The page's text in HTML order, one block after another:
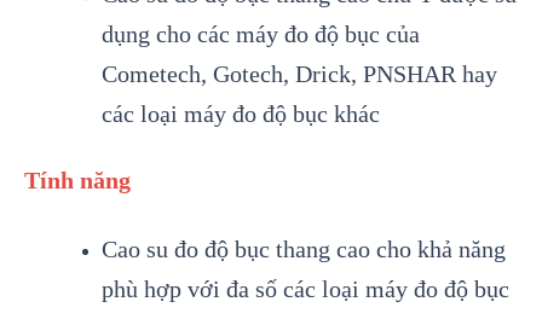
dụng cho các máy đo độ bục của
Cometech, Gotech, Drick, PNSHAR hay
các loại máy đo độ bục khác
Tính năng
Cao su đo độ bục thang cao cho khả năng
phù hợp với đa số các loại máy đo độ bục